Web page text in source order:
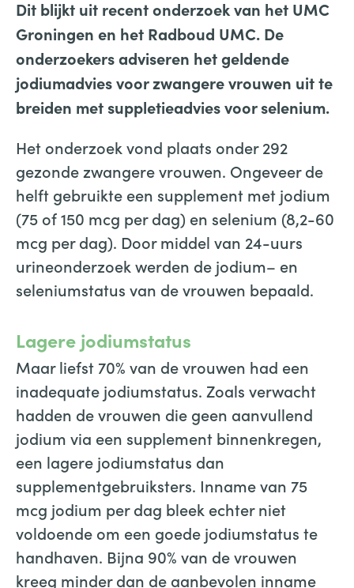
Dit blijkt uit recent onderzoek van het UMC
Groningen en het Radboud UMC. De
onderzoekers adviseren het geldende
jodiumadvies voor zwangere vrouwen uit te
breiden met suppletieadvies voor selenium.
Het onderzoek vond plaats onder 292
gezonde zwangere vrouwen. Ongeveer de
helft gebruikte een supplement met jodium
(75 of 150 mcg per dag) en selenium (8,2-60
mcg per dag). Door middel van 24-uurs
urineonderzoek werden de jodium– en
seleniumstatus van de vrouwen bepaald.
Lagere jodiumstatus
Maar liefst 70% van de vrouwen had een
inadequate jodiumstatus. Zoals verwacht
hadden de vrouwen die geen aanvullend
jodium via een supplement binnenkregen,
een lagere jodiumstatus dan
supplementgebruiksters. Inname van 75
mcg jodium per dag bleek echter niet
voldoende om een goede jodiumstatus te
handhaven. Bijna 90% van de vrouwen
kreeg minder dan de aanbevolen inname